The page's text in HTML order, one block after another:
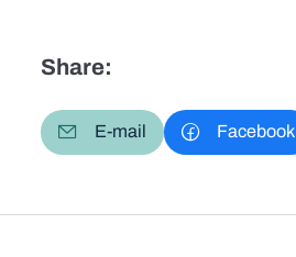
Share:
E-mail Facebook